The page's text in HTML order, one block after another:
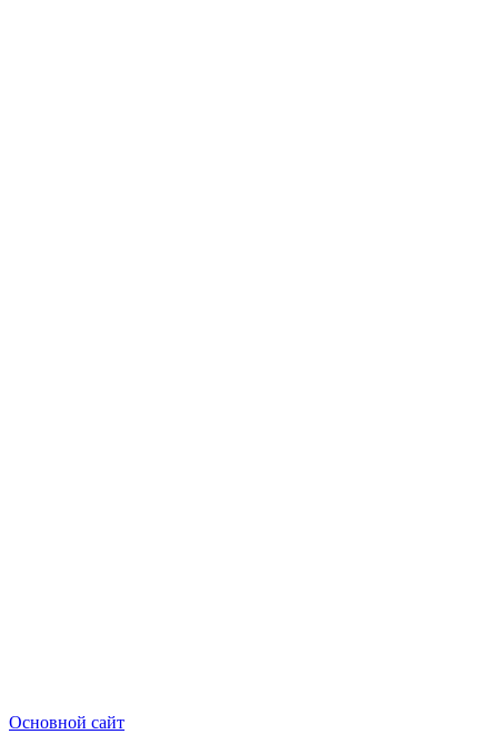
Основной сайт